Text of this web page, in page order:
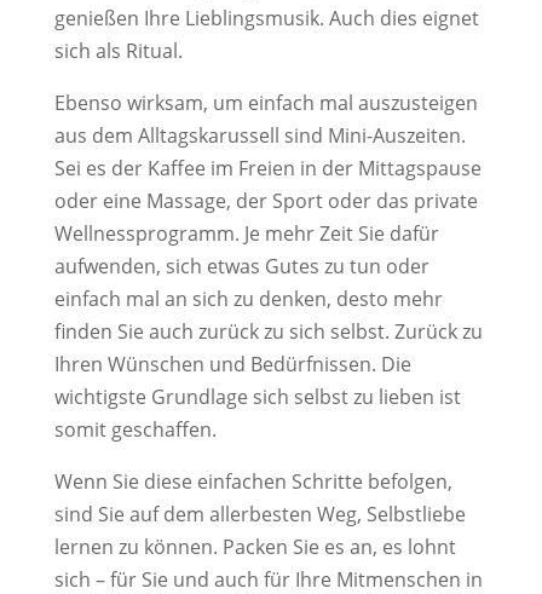
genießen Ihre Lieblingsmusik. Auch dies eignet
sich als Ritual.
Ebenso wirksam, um einfach mal auszusteigen
aus dem Alltagskarussell sind Mini-Auszeiten.
Sei es der Kaffee im Freien in der Mittagspause
oder eine Massage, der Sport oder das private
Wellnessprogramm. Je mehr Zeit Sie dafür
aufwenden, sich etwas Gutes zu tun oder
einfach mal an sich zu denken, desto mehr
finden Sie auch zurück zu sich selbst. Zurück zu
Ihren Wünschen und Bedürfnissen. Die
wichtigste Grundlage sich selbst zu lieben ist
somit geschaffen.
Wenn Sie diese einfachen Schritte befolgen,
sind Sie auf dem allerbesten Weg, Selbstliebe
lernen zu können. Packen Sie es an, es lohnt
sich – für Sie und auch für Ihre Mitmenschen in